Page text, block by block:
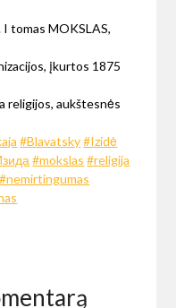
I tomas MOKSLAS,
įkurtos 1875
religijos, aukštesnės
#Blavatsky #Izidė
#mokslas #religija
#nemirtingumas